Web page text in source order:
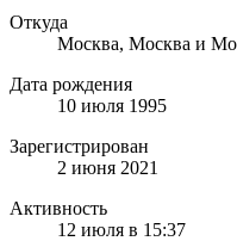
Откуда
Москва, Москва и
Дата рождения
10 июля 1995
Зарегистрирован
2 июня 2021
Активность
12 июля в 15:37